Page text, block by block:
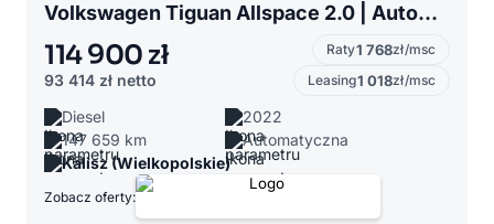
Volkswagen Tiguan Allspace 2.0 | Automat | Life | Kamera Cofania | Matrixy | ACC | Gwarancja!
114 900 zł
93 414 zł netto
Raty1 768zł/msc
Leasing1 018zł/msc
Diesel
2022
147 659 km
Automatyczna
Kalisz (Wielkopolskie)
Zobacz oferty: